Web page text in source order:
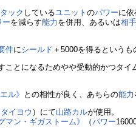
ック しているユニットのパワーに依
ーを減らす能力 を併用、あるいは相
件にシールド ＋5000を得るというも
ことになるためやや受動的かつタ
ル》 との相性が良く、あちらの能力
イヨウ ）にて山路カルが使用。
マン・ギガストーム》 （パワー